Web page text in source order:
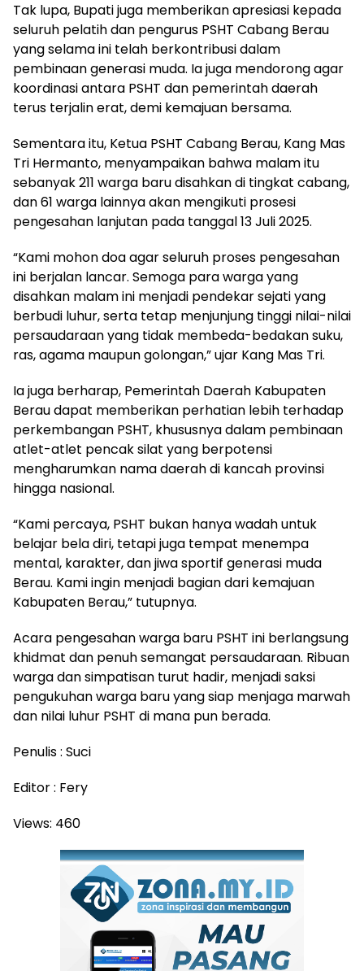
Tak lupa, Bupati juga memberikan apresiasi kepada
seluruh pelatih dan pengurus PSHT Cabang Berau
yang selama ini telah berkontribusi dalam
pembinaan generasi muda. Ia juga mendorong agar
koordinasi antara PSHT dan pemerintah daerah
terus terjalin erat, demi kemajuan bersama.
Sementara itu, Ketua PSHT Cabang Berau, Kang Mas
Tri Hermanto, menyampaikan bahwa malam itu
sebanyak 211 warga baru disahkan di tingkat cabang,
dan 61 warga lainnya akan mengikuti prosesi
pengesahan lanjutan pada tanggal 13 Juli 2025.
“Kami mohon doa agar seluruh proses pengesahan
ini berjalan lancar. Semoga para warga yang
disahkan malam ini menjadi pendekar sejati yang
berbudi luhur, serta tetap menjunjung tinggi nilai-nilai
persaudaraan yang tidak membeda-bedakan suku,
ras, agama maupun golongan,” ujar Kang Mas Tri.
Ia juga berharap, Pemerintah Daerah Kabupaten
Berau dapat memberikan perhatian lebih terhadap
perkembangan PSHT, khususnya dalam pembinaan
atlet-atlet pencak silat yang berpotensi
mengharumkan nama daerah di kancah provinsi
hingga nasional.
“Kami percaya, PSHT bukan hanya wadah untuk
belajar bela diri, tetapi juga tempat menempa
mental, karakter, dan jiwa sportif generasi muda
Berau. Kami ingin menjadi bagian dari kemajuan
Kabupaten Berau,” tutupnya.
Acara pengesahan warga baru PSHT ini berlangsung
khidmat dan penuh semangat persaudaraan. Ribuan
warga dan simpatisan turut hadir, menjadi saksi
pengukuhan warga baru yang siap menjaga marwah
dan nilai luhur PSHT di mana pun berada.
Penulis : Suci
Editor : Fery
Views: 460